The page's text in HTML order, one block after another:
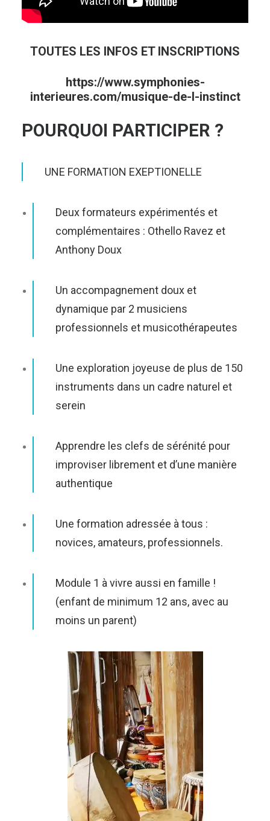
TOUTES LES INFOS ET INSCRIPTIONS
https://www.symphonies-
interieures.com/musique-de-l-instinct
POURQUOI PARTICIPER ?
UNE FORMATION EXEPTIONELLE
Deux formateurs expérimentés et
complémentaires : Othello Ravez et
Anthony Doux
Un accompagnement doux et
dynamique par 2 musiciens
professionnels et musicothérapeutes
Une exploration joyeuse de plus de 150
instruments dans un cadre naturel et
serein
Apprendre les clefs de sérénité pour
improviser librement et d’une manière
authentique
Une formation adressée à tous :
novices, amateurs, professionnels.
Module 1 à vivre aussi en famille !
(enfant de minimum 12 ans, avec au
moins un parent)